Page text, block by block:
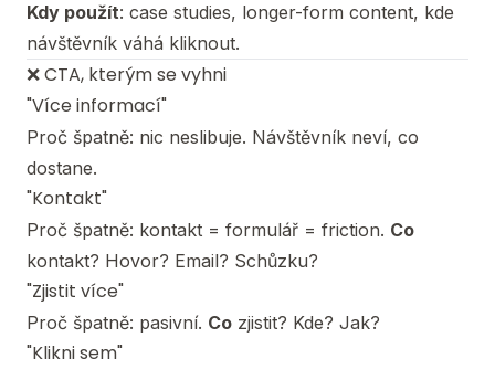
Kdy použít: case studies, longer-form content, kde
návštěvník váhá kliknout.
❌ CTA, kterým se vyhni
"Více informací"
Proč špatně: nic neslibuje. Návštěvník neví, co
dostane.
"Kontakt"
Proč špatně: kontakt = formulář = friction. Co
kontakt? Hovor? Email? Schůzku?
"Zjistit více"
Proč špatně: pasivní. Co zjistit? Kde? Jak?
"Klikni sem"